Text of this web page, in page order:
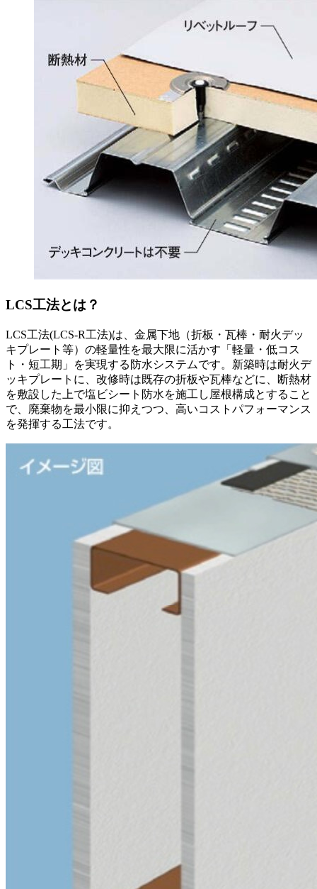
LCS工法とは？
LCS工法(LCS-R工法)は、金属下地（折板・瓦棒・耐火デッ
キプレート等）の軽量性を最大限に活かす「軽量・低コス
ト・短工期」を実現する防水システムです。新築時は耐火デ
ッキプレートに、改修時は既存の折板や瓦棒などに、断熱材
を敷設した上で塩ビシート防水を施工し屋根構成とすること
で、廃棄物を最小限に抑えつつ、高いコストパフォーマンス
を発揮する工法です。